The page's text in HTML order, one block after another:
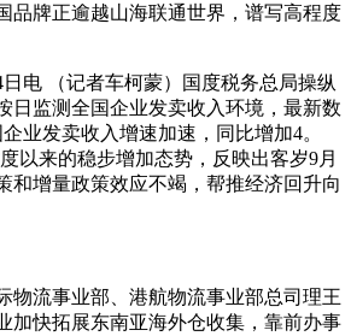
品牌正逾越山海联通世界，谱写高程度
（记者车柯蒙）国度税务总局操纵
日监测全国企业发卖收入环境，最新数
业发卖收入增速加速，同比增加4。
以来的稳步增加态势，反映出客岁9月
和增量政策效应不竭，帮推经济回升向
流事业部、港航物流事业部总司理王
加快拓展东南亚海外仓收集，靠前办事